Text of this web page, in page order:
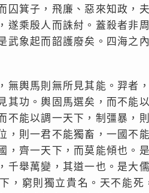
囚箕子，飛廉、惡來知政，
遂乘殷人而誅紂。蓋殺者非
武象起而韶護廢矣。四海之
無輿馬則無所見其能。羿者
其功。輿固馬選矣，而不能
不能以調一天下，制彊暴，
，則一君不能獨畜，一國不
，齊一天下，而莫能傾也。
千舉萬變，其道一也。是大
，窮則獨立貴名。天不能